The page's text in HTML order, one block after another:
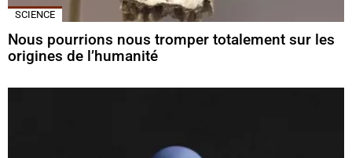
SCIENCE
Nous pourrions nous tromper totalement sur les
origines de l’humanité